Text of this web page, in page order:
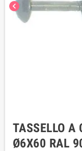
chevron_left
TASSELLO A
Ø6X60 RAL